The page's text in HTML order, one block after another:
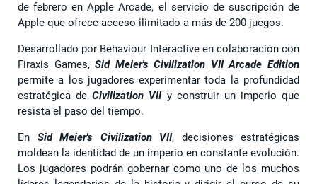
de febrero en Apple Arcade, el servicio de suscripción de
Apple que ofrece acceso ilimitado a más de 200 juegos.
Desarrollado por Behaviour Interactive en colaboración con
Firaxis Games,Sid Meier's Civilization VII Arcade Edition
permite a los jugadores experimentar toda la profundidad
estratégica deCivilization VIIy construir un imperio que
resista el paso del tiempo.
En Sid Meier's Civilization VII, decisiones estratégicas
moldean la identidad de un imperio en constante evolución.
Los jugadores podrán gobernar como uno de los muchos